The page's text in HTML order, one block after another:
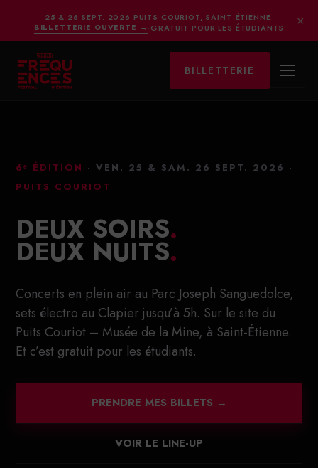
25 & 26 SEPT. 2026 · PUITS COURIOT, SAINT-ÉTIENNE·
BILLETTERIE OUVERTE → · GRATUIT POUR LES ÉTUDIANTS ×
BILLETTERIE
6ᵉ ÉDITION · VEN. 25 & SAM. 26 SEPT. 2026 ·
PUITS COURIOT
DEUX SOIRS.
DEUX NUITS.
Concerts en plein air au Parc Joseph Sanguedolce,
sets électro au Clapier jusqu’à 5h. Sur le site du
Puits Couriot – Musée de la Mine, à Saint-Étienne.
Et c’est gratuit pour les étudiants.
PRENDRE MES BILLETS →
VOIR LE LINE-UP